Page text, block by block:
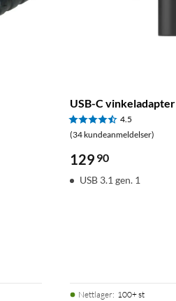
USB-C vinkeladapter
4.5
(34 kundeanmeldelser)
129 90
USB 3.1 gen. 1
Nettlager: 100+ st